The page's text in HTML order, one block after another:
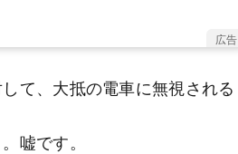
広告
て、大抵の電車に無視される
嘘です。